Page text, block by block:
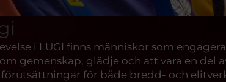
i LUGI finns människor som
gemenskap, glädje och att vara en del
för både bredd- och